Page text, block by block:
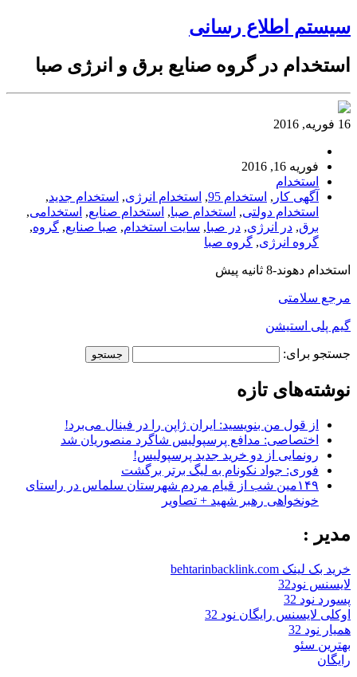
سیستم اطلاع رسانی
استخدام در گروه صنایع برق و انرژی صبا
16 فوریه, 2016
فوریه 16, 2016
استخدام
آگهی کار , استخدام 95 , استخدام انرژی, استخدام جدید,
استخدام دولتی, استخدام صبا, استخدام صنایع, استخدامی,
برق, در انرژی, در صبا, سایت استخدام, صبا صنایع, گروه,
گروه انرژی, گروه صبا
استخدام دهوند-8 ثانیه پیش
مرجع سلامتی
گیم پلی استیشن
جستجو برای:
نوشته‌های تازه
از قول من بنویسید: ایران ژاپن را در فینال می‌برد!
اختصاصی: مدافع پرسپولیس شاگرد منصوریان شد
رونمایی از دو خرید جدید پرسپولیس!
فوری: جواد نکونام به لیگ برتر برگشت
۱۴۹مین شب از قیام مردم شهرستان سلماس در راستای
خونخواهی رهبر شهید + تصاویر
مدیر :
خرید بک لینک behtarinbacklink.com
لایسنس نود32
پسورد نود 32
اوکلی لایسنس رایگان نود 32
همیار نود 32
بهترین سئو
رایگان